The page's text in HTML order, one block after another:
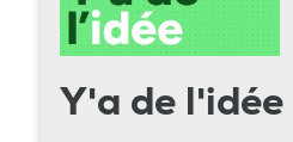
Y'a de l'idée